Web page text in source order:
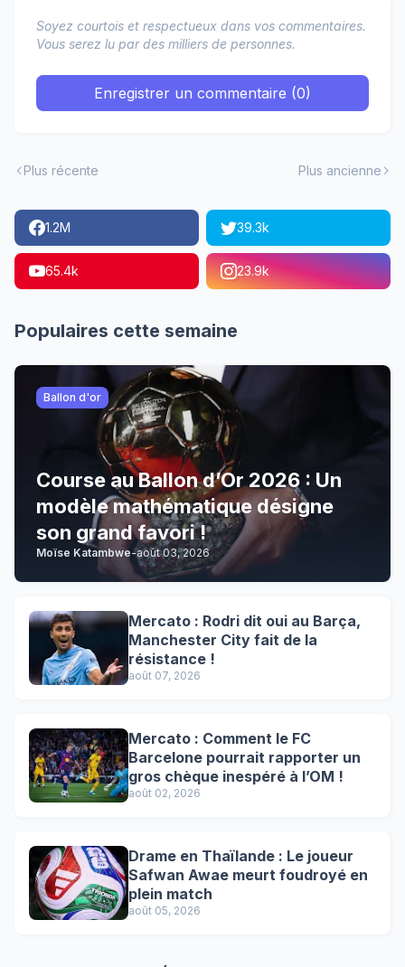
Soyez courtois et respectueux dans vos commentaires.
Vous serez lu par des milliers de personnes.
Enregistrer un commentaire (0)
Plus récente Plus ancienne
1.2M 39.3k
65.4k 23.9k
Populaires cette semaine
Ballon d'or
Course au Ballon d’Or 2026 : Un
modèle mathématique désigne
son grand favori !
Moïse Katambwe-août 03, 2026
Mercato : Rodri dit oui au Barça,
Manchester City fait de la
résistance !
août 07, 2026
Mercato : Comment le FC
Barcelone pourrait rapporter un
gros chèque inespéré à l’OM !
août 02, 2026
Drame en Thaïlande : Le joueur
Safwan Awae meurt foudroyé en
plein match
août 05, 2026